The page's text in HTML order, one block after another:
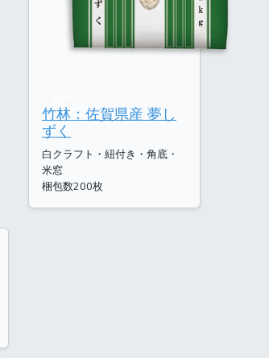
竹林：佐賀県産 夢し
ずく
白クラフト・紐付き・角底・
米窓
梱包数200枚